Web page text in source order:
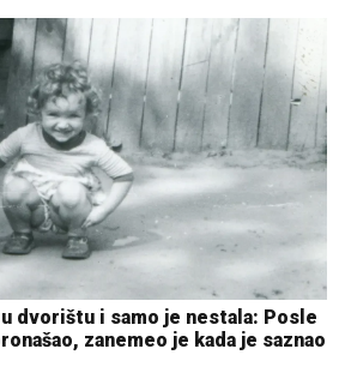
dvorištu i samo je nestala: Posle
zanemeo je kada je saznao